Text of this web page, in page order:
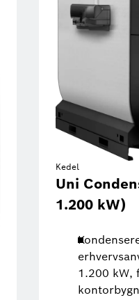
Kedel
Uni
1.200 kW)
1.200 kW,